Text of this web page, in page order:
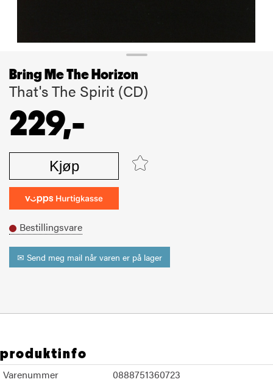
Bring Me The Horizon
That's The Spirit (CD)
229,-
Kjøp
Bestillingsvare
✉ Send meg mail når varen er på lager
produktinfo
Varenummer
0888751360723